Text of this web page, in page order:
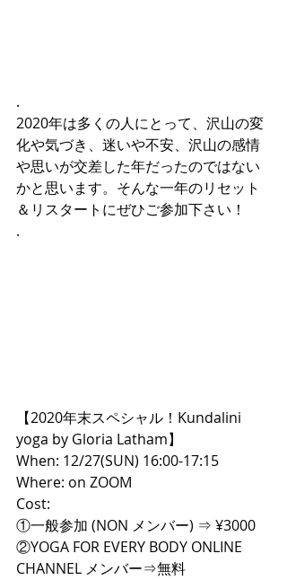
.
2020年は多くの人にとって、沢山の変
化や気づき、迷いや不安、沢山の感情
や思いが交差した年だったのではない
かと思います。そんな一年のリセット
＆リスタートにぜひご参加下さい！
.
【2020年末スペシャル！Kundalini
yoga by Gloria Latham】
When: 12/27(SUN) 16:00-17:15
Where: on ZOOM
Cost:
①一般参加 (NON メンバー) ⇒ ¥3000
②YOGA FOR EVERY BODY ONLINE
CHANNEL メンバー⇒無料